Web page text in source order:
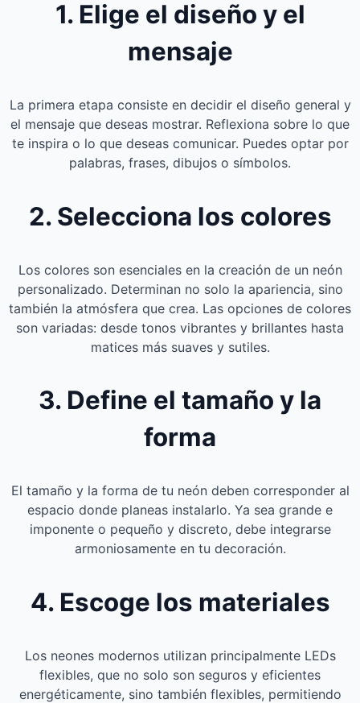
1. Elige el diseño y el
mensaje
La primera etapa consiste en decidir el diseño general y
el mensaje que deseas mostrar. Reflexiona sobre lo que
te inspira o lo que deseas comunicar. Puedes optar por
palabras, frases, dibujos o símbolos.
2. Selecciona los colores
Los colores son esenciales en la creación de un neón
personalizado. Determinan no solo la apariencia, sino
también la atmósfera que crea. Las opciones de colores
son variadas: desde tonos vibrantes y brillantes hasta
matices más suaves y sutiles.
3. Define el tamaño y la
forma
El tamaño y la forma de tu neón deben corresponder al
espacio donde planeas instalarlo. Ya sea grande e
imponente o pequeño y discreto, debe integrarse
armoniosamente en tu decoración.
4. Escoge los materiales
Los neones modernos utilizan principalmente LEDs
flexibles, que no solo son seguros y eficientes
energéticamente, sino también flexibles, permitiendo